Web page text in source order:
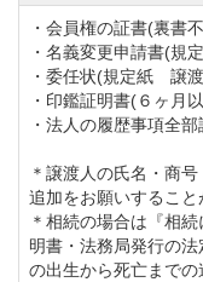
楽部」
◆交通機関
圏央道「茂原長南
JR外房線「茂原駅
りクラブバス運行
・会員権の証書(裏書
・名義変更申請書(規
・委任状(規定紙 譲
・印鑑証明書(６ヶ月
・法人の履歴事項全
＊譲渡人の氏名・商
追加をお願いすること
＊相続の場合は『相
明書・法務局発行の
の出生から死亡まで